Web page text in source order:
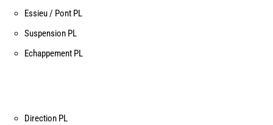
Essieu / Pont PL
Suspension PL
Echappement PL
Direction PL